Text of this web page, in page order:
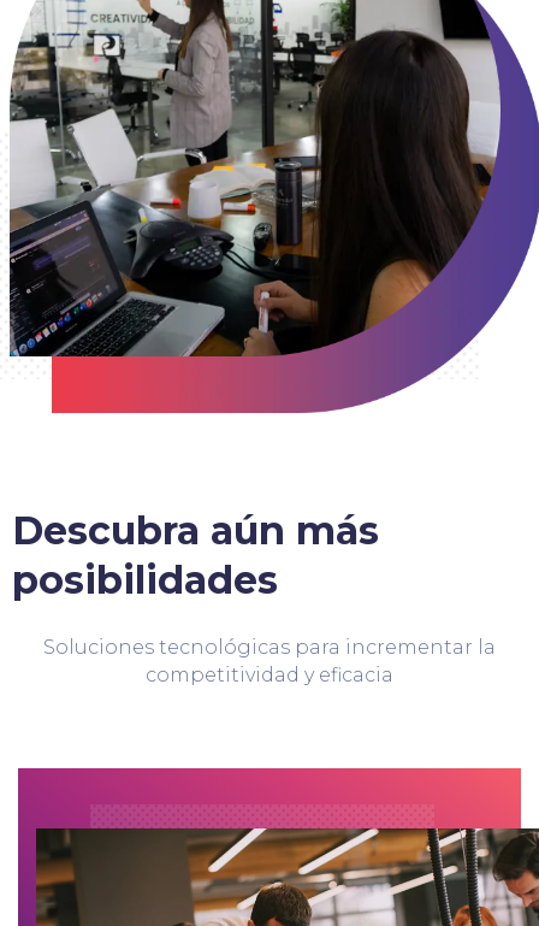
Descubra aún más
posibilidades
Soluciones tecnológicas para incrementar la
competitividad y eficacia